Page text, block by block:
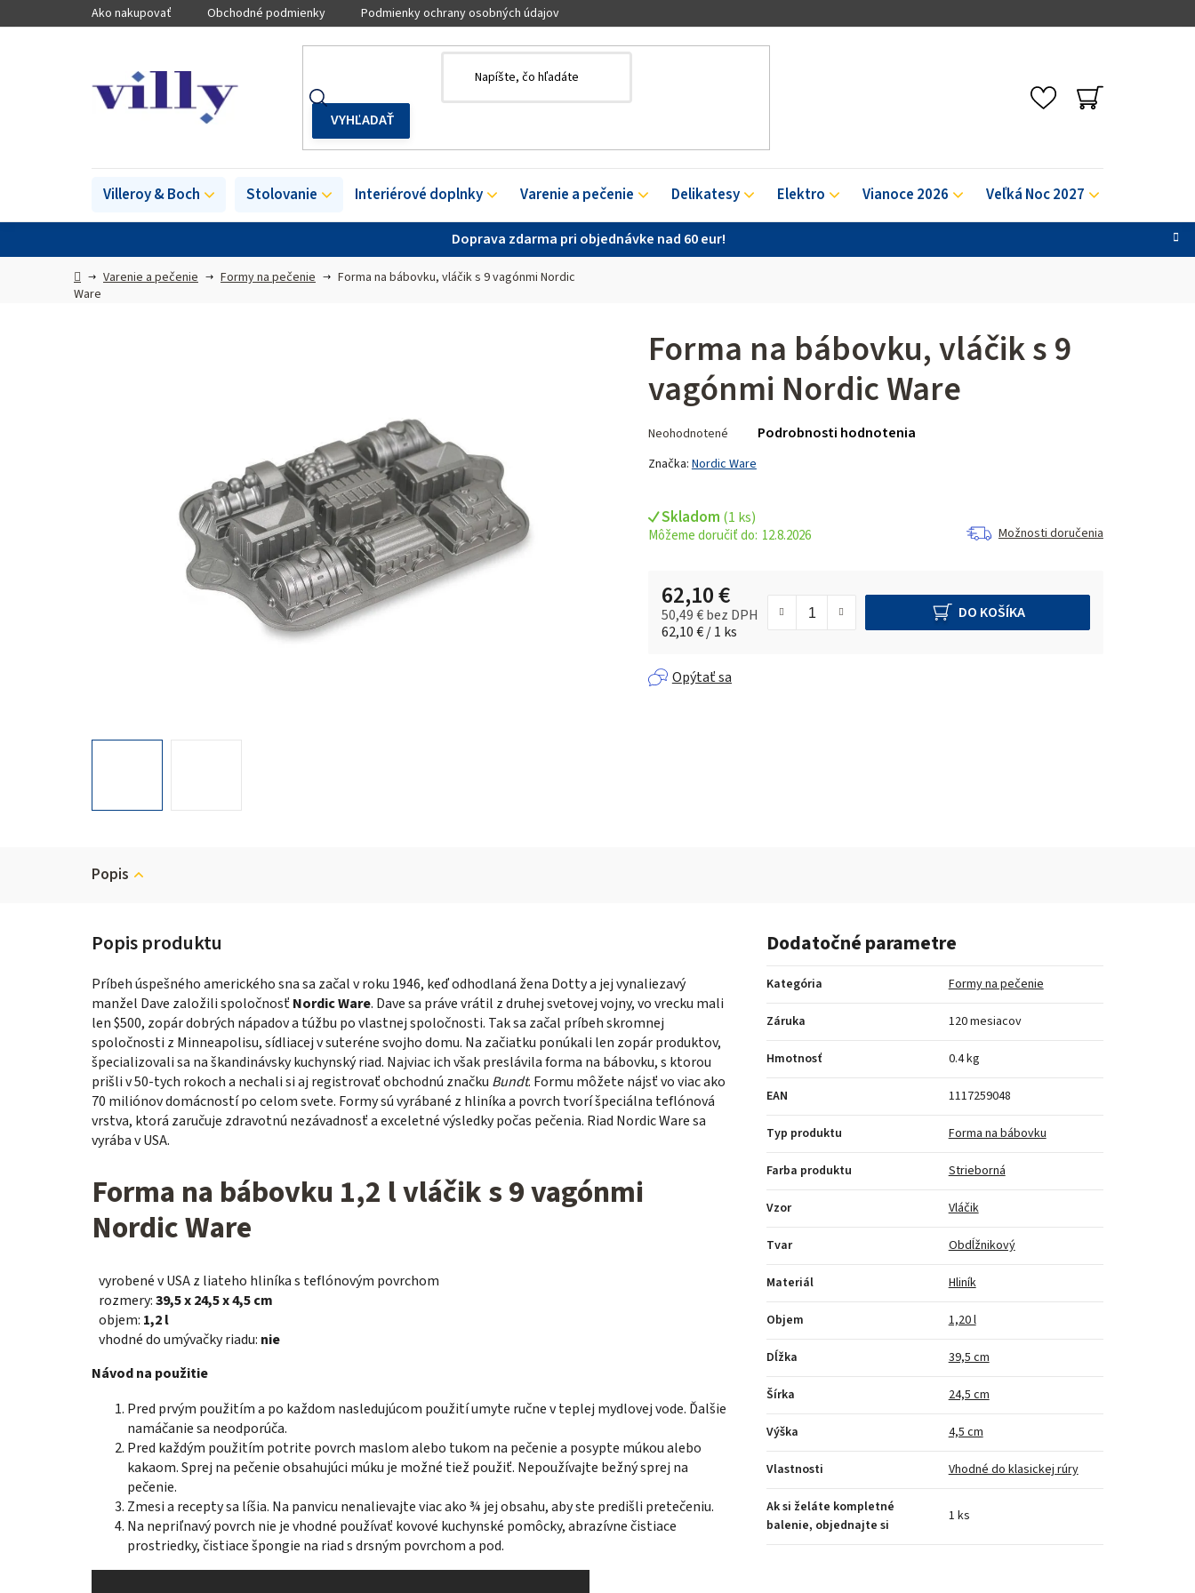
na
Doprava zdarma pri objednávke nad 60 eur!
Ako nakupovať Obchodné podmienky Podmienky ochrany osobných údajov
NÁKUPNÝ
KOŠÍK
Villeroy & Boch Stolovanie Interiérové doplnky Varenie a pečenie Delikatesy Elektro Vianoce 2026 Veľká Noc 2027
DomovVarenie a pečenie Formy na pečenie
Forma na bábovku, vláčik s 9 vagónmi Nordic
Ware
Forma na bábovku, vláčik s 9
vagónmi Nordic Ware
Priemerné
hodnotenie
produktu
z 5
hviezdičiek.
Neohodnotené Podrobnosti hodnotenia
Značka: Nordic Ware
Skladom (1 ks)
12.8.2026 Možnosti doručenia
62,10 €
50,49 € bez DPH
Jednotková cena:
62,10 € / 1 ks
DO KOŠÍKA
Opýtať sa
Popis
Príbeh úspešného amerického sna sa začal v roku 1946, keď odhodlaná žena Dotty a jej vynaliezavý
manžel Dave založili spoločnosťNordic Ware. Dave sa práve vrátil z druhej svetovej vojny, vo vrecku mali
len $500, zopár dobrých nápadov a túžbu po vlastnej spoločnosti. Tak sa začal príbeh skromnej
spoločnosti z Minneapolisu, sídliacej v suteréne svojho domu. Na začiatku ponúkali len zopár produktov,
špecializovali sa na škandinávsky kuchynský riad. Najviac ich však preslávila forma na bábovku, s ktorou
prišli v 50-tych rokoch a nechali si aj registrovať obchodnú značku Bundt. Formu môžete nájsť vo viac ako
70 miliónov domácností po celom svete. Formy sú vyrábané z hliníka a povrch tvorí špeciálna teflónová
vrstva, ktorá zaručuje zdravotnú nezávadnosť a exceletné výsledky počas pečenia. Riad Nordic Ware sa
vyrába v USA.
Forma na bábovku 1,2 l vláčik s 9 vagónmi
Nordic Ware
vyrobené v USA z liateho hliníka s teflónovým povrchom
rozmery:39,5 x 24,5 x 4,5 cm
objem: 1,2 l
vhodné do umývačky riadu: nie
Návod na použitie
Pred prvým použitím a po každom nasledujúcom použití umyte ručne v teplej mydlovej vode. Ďalšie
namáčanie sa neodporúča.
Pred každým použitím potrite povrch maslom alebo tukom na pečenie a posypte múkou alebo
kakaom. Sprej na pečenie obsahujúci múku je možné tiež použiť. Nepoužívajte bežný sprej na
pečenie.
Zmesi a recepty sa líšia. Na panvicu nenalievajte viac ako ¾ jej obsahu, aby ste predišli pretečeniu.
Na nepriľnavý povrch nie je vhodné používať kovové kuchynské pomôcky, abrazívne čistiace
prostriedky, čistiace špongie na riad s drsným povrchom a pod.
Dodatočné parametre
Kategória Formy na pečenie
Záruka 120 mesiacov
Hmotnosť 0.4 kg
EAN 1117259048
Typ produktu Forma na bábovku
Farba produktu Strieborná
Vzor Vláčik
Tvar Obdĺžnikový
Materiál Hliník
Objem 1,20 l
Dĺžka 39,5 cm
Šírka 24,5 cm
Výška 4,5 cm
Vlastnosti Vhodné do klasickej rúry
Ak si želáte kompletné
balenie, objednajte si
1 ks